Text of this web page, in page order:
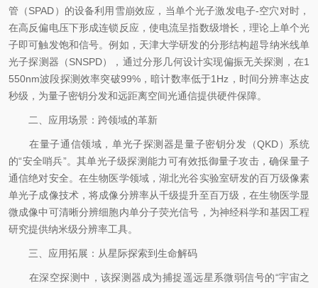
管（SPAD）的设备利用雪崩效应，当单个光子激发电子-空穴对时，
在高反偏电压下形成连锁反应，使电流呈指数级增长，理论上单个光
子即可触发饱和信号。例如，天津大学研发的分形结构超导纳米线单
光子探测器（SNSPD），通过分形几何设计实现偏振无关探测，在1
550nm波段探测效率突破99%，暗计数率低于1Hz，时间分辨率达皮
秒级，为量子密钥分发和远距离空间光通信提供硬件保障。
二、应用场景：跨领域的革新
在量子通信领域，单光子探测器是量子密钥分发（QKD）系统
的“安全哨兵”。其单光子级探测能力可有效抵御量子攻击，确保量子
通信绝对安全。在生物医学领域，湖北光谷实验室研发的百万级像素
单光子成像技术，将成像分辨率从千级提升至百万级，在生物医学显
微成像中可清晰分辨细胞内单分子荧光信号，为神经科学和基因工程
研究提供纳米级分辨率工具。
三、应用拓展：从星际探索到生命解码
在深空探测中，该探测器成为捕捉遥远星系微弱信号的“宇宙之